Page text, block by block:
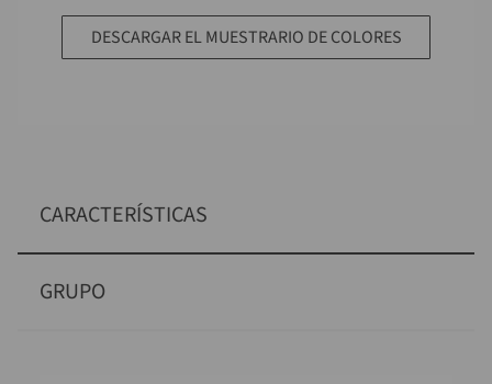
DESCARGAR EL MUESTRARIO DE COLORES
CARACTERÍSTICAS
GRUPO